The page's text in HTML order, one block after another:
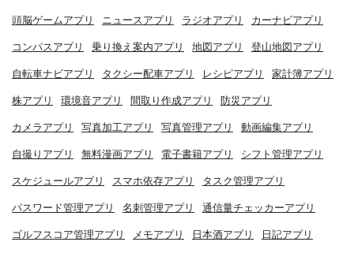
頭脳ゲームアプリ ニュースアプリ ラジオアプリ カーナビアプリ
コンパスアプリ 乗り換え案内アプリ 地図アプリ 登山地図アプリ
自転車ナビアプリ タクシー配車アプリ レシピアプリ 家計簿アプリ
株アプリ 環境音アプリ 間取り作成アプリ 防災アプリ
カメラアプリ 写真加工アプリ 写真管理アプリ 動画編集アプリ
自撮りアプリ 無料漫画アプリ 電子書籍アプリ シフト管理アプリ
スケジュールアプリ スマホ依存アプリ タスク管理アプリ
パスワード管理アプリ 名刺管理アプリ 通信量チェッカーアプリ
ゴルフスコア管理アプリ メモアプリ 日本酒アプリ 日記アプリ